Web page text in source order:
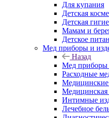
Для купания
Детская
Детская
Мамам и
Детское
Мед приборы и
Назад
Мед приборы
Расходные
Медицинские
Медицинская
Интимные
Лечебное